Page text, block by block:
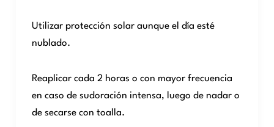
Utilizar protección solar aunque el día esté
nublado.
Reaplicar cada 2 horas o con mayor frecuencia
en caso de sudoración intensa, luego de nadar o
de secarse con toalla.